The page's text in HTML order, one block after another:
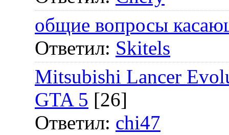
общие вопросы
Ответил: Skitels
Mitsubishi Lancer
GTA 5 [26]
Ответил: chi47